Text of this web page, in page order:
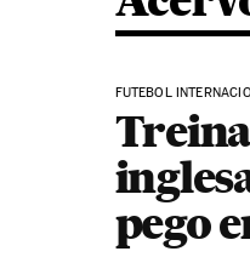
FUTEBOL
pego